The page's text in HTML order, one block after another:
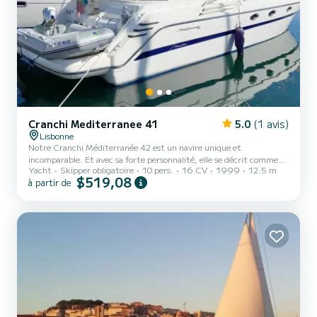
Cranchi Mediterranee 41 5.0 (1 avis)
Lisbonne
Notre Cranchi Méditerranée 42 est un navire unique et
incomparable. Et avec sa forte personnalité, elle se décrit comme…
« Belle et élégante, c’est ainsi que les gens me décrivent. Je suis
très spacieuse, à l’intérieur comme à l’extérieur. Vous pouvez vous
par deux membres d’équipage, nous ferons tout ce que nous
pouvons pour améliorer ce qui sera une expérience vrai...
Yacht Skipper obligatoire 10 pers. 16 CV 1999 12.5 m
à partir de $519,08